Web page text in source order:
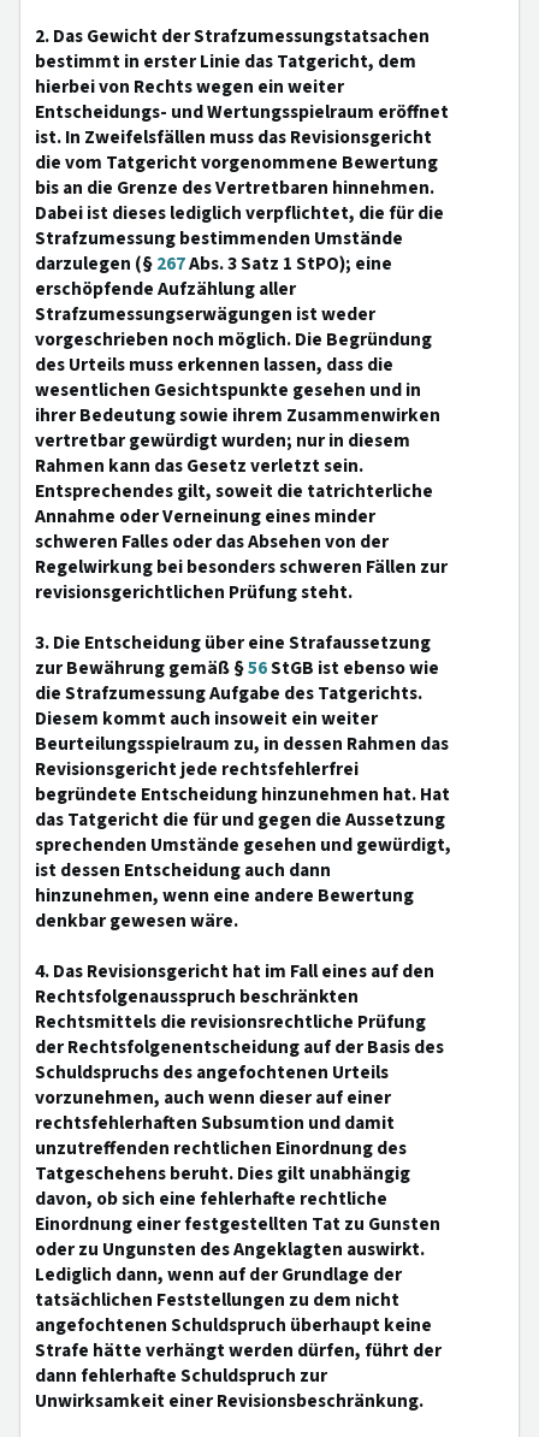
2. Das Gewicht der Strafzumessungstatsachen
bestimmt in erster Linie das Tatgericht, dem
hierbei von Rechts wegen ein weiter
Entscheidungs- und Wertungsspielraum eröffnet
ist. In Zweifelsfällen muss das Revisionsgericht
die vom Tatgericht vorgenommene Bewertung
bis an die Grenze des Vertretbaren hinnehmen.
Dabei ist dieses lediglich verpflichtet, die für die
Strafzumessung bestimmenden Umstände
darzulegen (§267Abs. 3 Satz 1 StPO); eine
erschöpfende Aufzählung aller
Strafzumessungserwägungen ist weder
vorgeschrieben noch möglich. Die Begründung
des Urteils muss erkennen lassen, dass die
wesentlichen Gesichtspunkte gesehen und in
ihrer Bedeutung sowie ihrem Zusammenwirken
vertretbar gewürdigt wurden; nur in diesem
Rahmen kann das Gesetz verletzt sein.
Entsprechendes gilt, soweit die tatrichterliche
Annahme oder Verneinung eines minder
schweren Falles oder das Absehen von der
Regelwirkung bei besonders schweren Fällen zur
revisionsgerichtlichen Prüfung steht.
3. Die Entscheidung über eine Strafaussetzung
zur Bewährung gemäß §56StGB ist ebenso wie
die Strafzumessung Aufgabe des Tatgerichts.
Diesem kommt auch insoweit ein weiter
Beurteilungsspielraum zu, in dessen Rahmen das
Revisionsgericht jede rechtsfehlerfrei
begründete Entscheidung hinzunehmen hat. Hat
das Tatgericht die für und gegen die Aussetzung
sprechenden Umstände gesehen und gewürdigt,
ist dessen Entscheidung auch dann
hinzunehmen, wenn eine andere Bewertung
denkbar gewesen wäre.
4. Das Revisionsgericht hat im Fall eines auf den
Rechtsfolgenausspruch beschränkten
Rechtsmittels die revisionsrechtliche Prüfung
der Rechtsfolgenentscheidung auf der Basis des
Schuldspruchs des angefochtenen Urteils
vorzunehmen, auch wenn dieser auf einer
rechtsfehlerhaften Subsumtion und damit
unzutreffenden rechtlichen Einordnung des
Tatgeschehens beruht. Dies gilt unabhängig
davon, ob sich eine fehlerhafte rechtliche
Einordnung einer festgestellten Tat zu Gunsten
oder zu Ungunsten des Angeklagten auswirkt.
Lediglich dann, wenn auf der Grundlage der
tatsächlichen Feststellungen zu dem nicht
angefochtenen Schuldspruch überhaupt keine
Strafe hätte verhängt werden dürfen, führt der
dann fehlerhafte Schuldspruch zur
Unwirksamkeit einer Revisionsbeschränkung.